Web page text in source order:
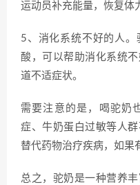
运动员补充能量，恢复体
5、消化系统不好的人
酸，可以帮助消化系统
道不适症状。
需要注意的是，喝驼奶
症、牛奶蛋白过敏等人
替代药物治疗疾病，如果
总之，驼奶是一种营养